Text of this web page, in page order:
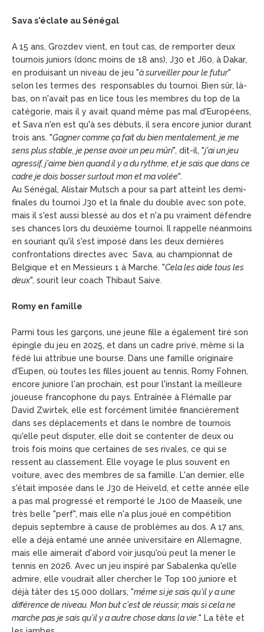
Sava s'éclate au Sénégal
A 15 ans, Grozdev vient, en tout cas, de remporter deux
tournois juniors (donc moins de 18 ans), J30 et J60, à Dakar,
en produisant un niveau de jeu "à surveiller pour le futur"
selon les termes des responsables du tournoi. Bien sûr, là-
bas, on n'avait pas en lice tous les membres du top de la
catégorie, mais il y avait quand même pas mal d'Européens,
et Sava n'en est qu'à ses débuts, il sera encore junior durant
trois ans. "Gagner comme ça fait du bien mentalement, je me
sens plus stable, je pense avoir un peu mûri", dit-il, "j'ai un jeu
agressif, j'aime bien quand il y a du rythme, et je sais que dans ce
cadre je dois bosser surtout mon et ma volée".
Au Sénégal, Alistair Mutsch a pour sa part atteint les demi-
finales du tournoi J30 et la finale du double avec son pote,
mais il s'est aussi blessé au dos et n'a pu vraiment défendre
ses chances lors du deuxième tournoi. Il rappelle néanmoins
en souriant qu'il s'est imposé dans les deux dernières
confrontations directes avec Sava, au championnat de
Belgique et en Messieurs 1 à Marche. "Cela les aide tous les
deux", sourit leur coach Thibaut Saive.
Romy en famille
Parmi tous les garçons, une jeune fille a également tiré son
épingle du jeu en 2025, et dans un cadre privé, même si la
fédé lui attribue une bourse. Dans une famille originaire
d'Eupen, où toutes les filles jouent au tennis, Romy Fohnen,
encore juniore l'an prochain, est pour l'instant la meilleure
joueuse francophone du pays. Entraînée à Flémalle par
David Zwirtek, elle est forcément limitée financièrement
dans ses déplacements et dans le nombre de tournois
qu'elle peut disputer, elle doit se contenter de deux ou
trois fois moins que certaines de ses rivales, ce qui se
ressent au classement. Elle voyage le plus souvent en
voiture, avec des membres de sa famille. L'an dernier, elle
s'était imposée dans le J30 de Heiveld, et cette année elle
a pas mal progressé et remporté le J100 de Maaseik, une
très belle "perf", mais elle n'a plus joué en compétition
depuis septembre à cause de problèmes au dos. A 17 ans,
elle a déjà entamé une année universitaire en Allemagne,
mais elle aimerait d'abord voir jusqu'où peut la mener le
tennis en 2026. Avec un jeu inspiré par Sabalenka qu'elle
admire, elle voudrait aller chercher le Top 100 juniore et
déjà tâter des 15.000 dollars, "même si je sais qu'il y a une
différence de niveau. Mon but c'est de réussir, mais si cela ne
marche pas je sais qu'il y a autre chose dans la vie. " La tête et